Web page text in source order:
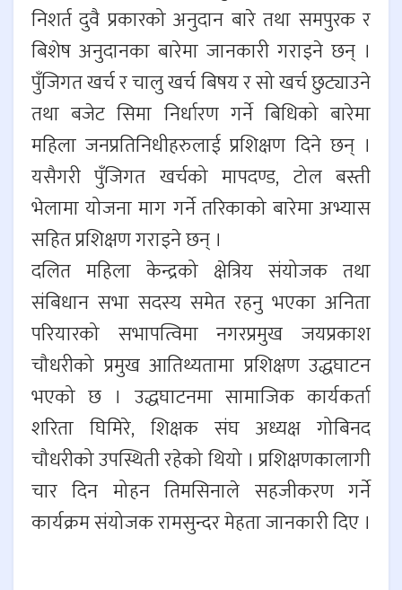
निशर्त दुवै प्रकारको अनुदान बारे तथा समपुरक र
बिशेष अनुदानका बारेमा जानकारी गराइने छन् ।
पुँजिगत खर्च र चालु खर्च बिषय र सो खर्च छुट्याउने
तथा बजेट सिमा निर्धारण गर्ने बिधिको बारेमा
महिला जनप्रतिनिधीहरुलाई प्रशिक्षण दिने छन् ।
यसैगरी पुँजिगत खर्चको मापदण्ड, टोल बस्ती
भेलामा योजना माग गर्ने तरिकाको बारेमा अभ्यास
सहित प्रशिक्षण गराइने छन् ।
दलित महिला केन्द्रको क्षेत्रिय संयोजक तथा
संबिधान सभा सदस्य समेत रहनु भएका अनिता
परियारको सभापत्विमा नगरप्रमुख जयप्रकाश
चौधरीको प्रमुख आतिथ्यतामा प्रशिक्षण उद्धघाटन
भएको छ । उद्धघाटनमा सामाजिक कार्यकर्ता
शरिता घिमिरे, शिक्षक संघ अध्यक्ष गोबिनद
चौधरीको उपस्थिती रहेको थियो । प्रशिक्षणकालागी
चार दिन मोहन तिमसिनाले सहजीकरण गर्ने
कार्यक्रम संयोजक रामसुन्दर मेहता जानकारी दिए ।